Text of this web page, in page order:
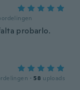
probarlo.
· 58 uploads